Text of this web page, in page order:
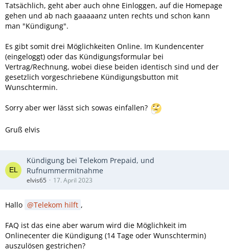
Tatsächlich, geht aber auch ohne Einloggen, auf die Homepage
gehen und ab nach gaaaaanz unten rechts und schon kann
man "Kündigung".
Es gibt somit drei Möglichkeiten Online. Im Kundencenter
(eingeloggt) oder das Kündigungsformular bei
Vertrag/Rechnung, wobei diese beiden identisch sind und der
gesetzlich vorgeschriebene Kündigungsbutton mit
Wunschtermin.
Sorry aber wer lässt sich sowas einfallen?
Gruß elvis
Kündigung bei Telekom Prepaid, und
Rufnummermitnahme
elvis65 17. April 2023
Hallo Telekom hilft ,
FAQ ist das eine aber warum wird die Möglichkeit im
Onlinecenter die Kündigung (14 Tage oder Wunschtermin)
auszulösen gestrichen?